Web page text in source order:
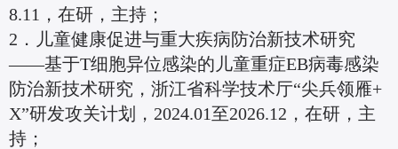
8.11，在研，主持；
2．儿童健康促进与重大疾病防治新技术研究
——基于T细胞异位感染的儿童重症EB病毒感染
防治新技术研究，浙江省科学技术厅“尖兵领雁+
X”研发攻关计划，2024.01至2026.12，在研，主
持；